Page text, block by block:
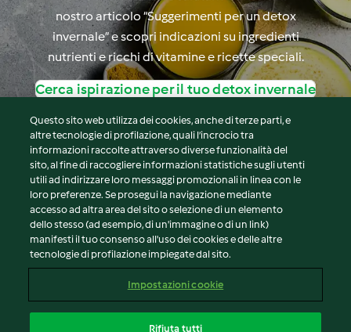
nostro articolo “Suggerimenti per un detox
invernale” e scopri indicazioni su ingredienti
nutrienti e ricchi di vitamine e ricette speciali.
Cerca ispirazione per il tuo detox invernale
© Copyright 2026
Termini del servizio
Informativa sulla privacy
Avvertenze generali
Note legali
Contenuto del rapporto
Questo sito web utilizza dei cookies, anche di terze parti, e
altre tecnologie di profilazione, quali l’incrocio tra
informazioni raccolte attraverso diverse funzionalità del
sito, al fine di raccogliere informazioni statistiche sugli utenti
utili ad indirizzare loro messaggi promozionali in linea con le
loro preferenze. Se prosegui la navigazione mediante
accesso ad altra area del sito o selezione di un elemento
dello stesso (ad esempio, di un'immagine o di un link)
manifesti il tuo consenso all'uso dei cookies e delle altre
tecnologie di profilazione impiegate dal sito.
Impostazioni cookie
Rifiuta tutti